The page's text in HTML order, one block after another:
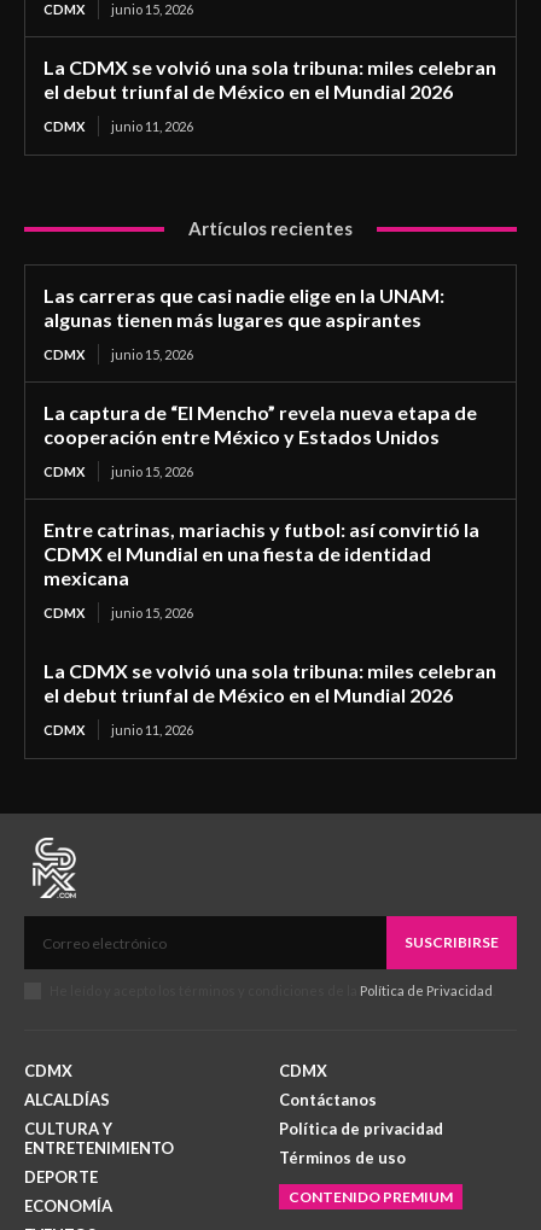
CDMX junio 15, 2026
La CDMX se volvió una sola tribuna: miles celebran
el debut triunfal de México en el Mundial 2026
CDMX junio 11, 2026
Artículos recientes
Las carreras que casi nadie elige en la UNAM:
algunas tienen más lugares que aspirantes
CDMX junio 15, 2026
La captura de “El Mencho” revela nueva etapa de
cooperación entre México y Estados Unidos
CDMX junio 15, 2026
Entre catrinas, mariachis y futbol: así convirtió la
CDMX el Mundial en una fiesta de identidad
mexicana
CDMX junio 15, 2026
La CDMX se volvió una sola tribuna: miles celebran
el debut triunfal de México en el Mundial 2026
CDMX junio 11, 2026
SUSCRIBIRSE
Política de Privacidad
CDMX
ALCALDÍAS
CULTURA Y
ENTRETENIMIENTO
DEPORTE
ECONOMÍA
CDMX
Contáctanos
Política de privacidad
Términos de uso
CONTENIDO PREMIUM